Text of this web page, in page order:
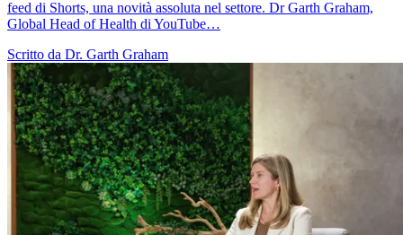
feed di Shorts, una novità assoluta nel settore. Dr Garth Graham,
Global Head of Health di YouTube…
Scritto da Dr. Garth Graham